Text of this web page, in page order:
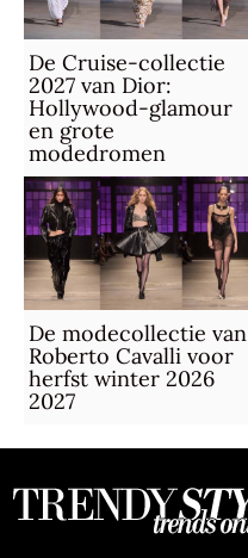
De Cruise-collectie
2027 van Dior:
Hollywood-glamour
en grote
modedromen
De modecollectie van
Roberto Cavalli voor
herfst winter 2026
2027